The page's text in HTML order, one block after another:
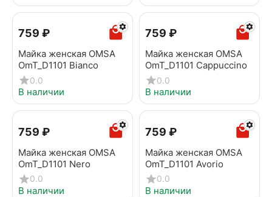
‍759‍ ₽
Майка женская OMSA
OmT_D1101 Bianco
0.0
В наличии
‍759‍ ₽
Майка женская OMSA
OmT_D1101 Cappuccino
0.0
В наличии
‍759‍ ₽
Майка женская OMSA
OmT_D1101 Nero
0.0
В наличии
‍759‍ ₽
Майка женская OMSA
OmT_D1101 Avorio
0.0
В наличии